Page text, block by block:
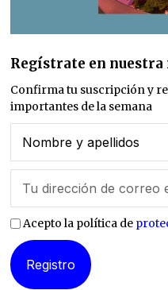
Regístrate en
Confirma tu suscripción y
importantes de la semana
Acepto la política de